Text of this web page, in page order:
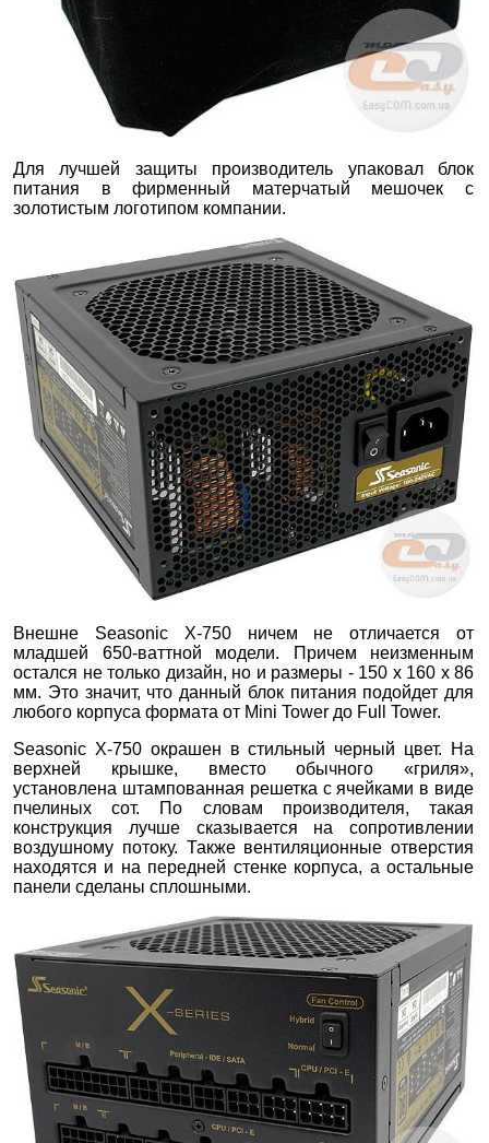
Для лучшей защиты производитель упаковал блок
питания в фирменный матерчатый мешочек с
золотистым логотипом компании.
Внешне Seasonic X-750 ничем не отличается от
младшей 650-ваттной модели. Причем неизменным
остался не только дизайн, но и размеры - 150 х 160 х 86
мм. Это значит, что данный блок питания подойдет для
любого корпуса формата от Mini Tower до Full Tower.
Seasonic X-750 окрашен в стильный черный цвет. На
верхней крышке, вместо обычного «гриля»,
установлена штампованная решетка с ячейками в виде
пчелиных сот. По словам производителя, такая
конструкция лучше сказывается на сопротивлении
воздушному потоку. Также вентиляционные отверстия
находятся и на передней стенке корпуса, а остальные
панели сделаны сплошными.